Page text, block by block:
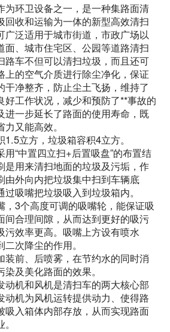
为环卫设备之一，是一种集路面清
回收和运输为一体的新型高效清扫
广泛适用于城市街道，市政广场以
面、城市住宅区、公园等道路清扫
路车不但可以清扫垃圾，而且还可
上的空气介质进行除尘净化，保证
干净整齐，防止尘土飞扬，维持了
好工作状况，减少和预防了**事故的
进一步延长了路面的使用寿命，既
又能高效。
1.5立方，垃圾箱容积4立方。
用“中置四立扫+后置吸盘”的布置结
是用来清扫地面的垃圾及污垢，作
由外向内把垃圾集中扫到车辆底
过吸嘴把垃圾吸入到垃圾箱内。
，3个高度可调的吸嘴轮，能保证吸
间合理间隙，从而达到更好的吸污
污效率更高。吸嘴上方设有喷水
二次降尘的作用。
装前、后喷雾，在节约水的同时消
染及美化路面的效果。
动机和风机是清扫车的两大核心部
动机为风机运转提供动力、使得路
吸入箱体内部存放，从而实现路面